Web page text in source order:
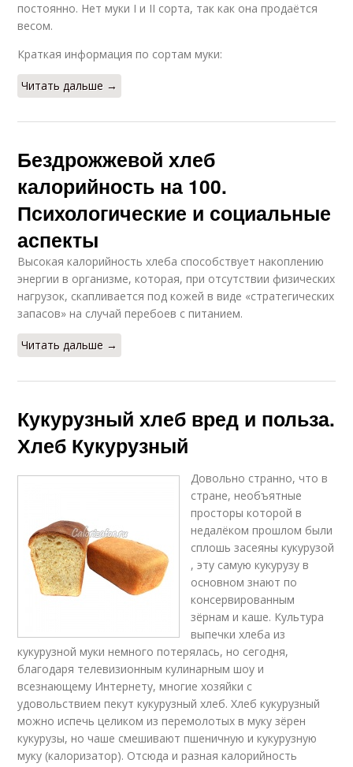
постоянно. Нет муки I и II сорта, так как она продаётся
весом.
Краткая информация по сортам муки:
Читать дальше →
Бездрожжевой хлеб
калорийность на 100.
Психологические и социальные
аспекты
Высокая калорийность хлеба способствует накоплению
энергии в организме, которая, при отсутствии физических
нагрузок, скапливается под кожей в виде «стратегических
запасов» на случай перебоев с питанием.
Читать дальше →
Кукурузный хлеб вред и польза.
Хлеб Кукурузный
Довольно странно, что в
стране, необъятные
просторы которой в
недалёком прошлом были
сплошь засеяны кукурузой
, эту самую кукурузу в
основном знают по
консервированным
зёрнам и каше. Культура
выпечки хлеба из
кукурузной муки немного потерялась, но сегодня,
благодаря телевизионным кулинарным шоу и
всезнающему Интернету, многие хозяйки с
удовольствием пекут кукурузный хлеб. Хлеб кукурузный
можно испечь целиком из перемолотых в муку зёрен
кукурузы, но чаше смешивают пшеничную и кукурузную
муку (калоризатор). Отсюда и разная калорийность